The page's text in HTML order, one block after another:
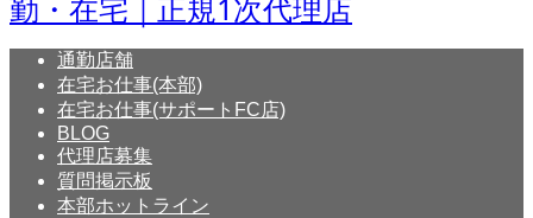
通勤店舗
在宅お仕事(本部)
在宅お仕事(サポートFC店)
BLOG
代理店募集
質問掲示板
本部ホットライン